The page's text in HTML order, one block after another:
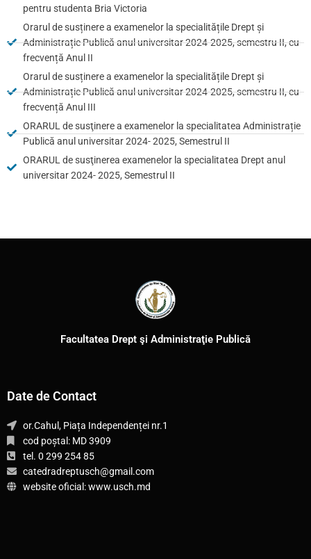
pentru studenta Bria Victoria
Orarul de susținere a examenelor la specialitățile Drept și
Administrație Publică anul universitar 2024-2025, semestru II, cu
frecvență Anul II
Orarul de susținere a examenelor la specialitățile Drept și
Administrație Publică anul universitar 2024-2025, semestru II, cu
frecvență Anul III
ORARUL de susţinere a examenelor la specialitatea Administrație
Publică anul universitar 2024- 2025, Semestrul II
ORARUL de susţinerea examenelor la specialitatea Drept anul
universitar 2024- 2025, Semestrul II
Facultatea Drept şi Administraţie Publică
Date de Contact
or.Cahul, Piața Independenței nr.1
cod poștal: MD 3909
tel. 0 299 254 85
catedradreptusch@gmail.com
website oficial: www.usch.md